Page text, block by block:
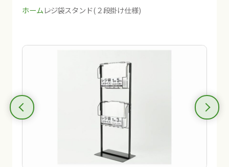
ホームレジ袋スタンド(２段掛け仕様)